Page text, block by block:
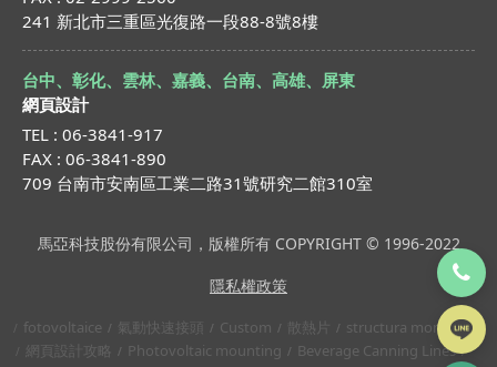
241 新北市三重區光復路一段88-8號8樓
台中、彰化、雲林、嘉義、台南、高雄、屏東
網頁設計
TEL : 06-3841-917
FAX : 06-3841-890
709 台南市安南區工業二路31號研究二館310室
馬亞科技股份有限公司，版權所有 COPYRIGHT © 1996-2022
隱私權政策
fotovoltaice 氣動快速接頭 Custom 散熱片
structura montaj
網頁設計攻略
Photovoltaic mounting
Beverage Canning Lines